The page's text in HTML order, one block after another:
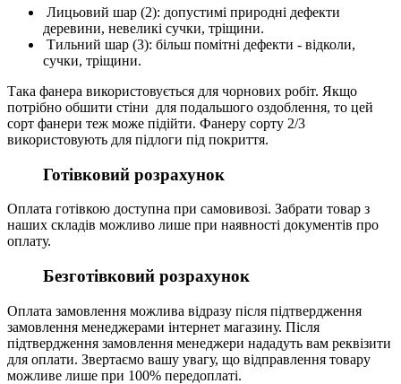
Лицьовий шар (2): допустимі природні дефекти
деревини, невеликі сучки, тріщини.
Тильний шар (3): більш помітні дефекти - відколи,
сучки, тріщини.
Така фанера використовується для чорнових робіт. Якщо
потрібно обшити стіни для подальшого оздоблення, то цей
сорт фанери теж може підійти. Фанеру сорту 2/3
використовують для підлоги під покриття.
Готівковий розрахунок
Оплата готівкою доступна при самовивозі. Забрати товар з
наших складів можливо лише при наявності документів про
оплату.
Безготівковий розрахунок
Оплата замовлення можлива відразу після підтвердження
замовлення менеджерами інтернет магазину. Після
підтвердження замовлення менеджери нададуть вам реквізити
для оплати. Звертаємо вашу увагу, що відправлення товару
можливе лише при 100% передоплаті.